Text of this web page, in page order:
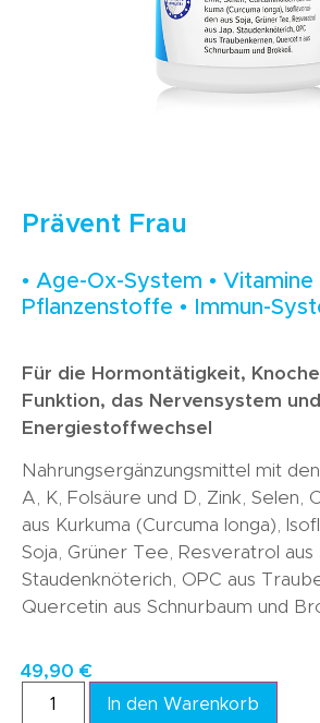
Veranstaltungen
Therapeutenfinder
Prävent Frau
• Age-Ox-System • Vitamine
Pflanzenstoffe • Immun-
Für die Hormontätigkeit,
Funktion, das Nervensystem
Energiestoffwechsel
Nahrungsergänzungsmittel mit
A, K, Folsäure und D, Zink, Selen,
aus Kurkuma (Curcuma longa),
Soja, Grüner Tee, Resveratrol aus
Staudenknöterich, OPC aus
Quercetin aus Schnurbaum und
49,90 €
In den Warenkorb